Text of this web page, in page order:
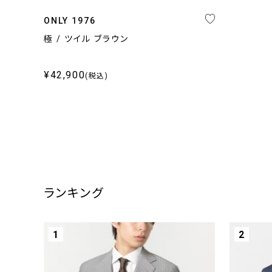
ONLY 1976
極 / ツイル ブラウン
¥42,900(税込)
ランキング
1 2